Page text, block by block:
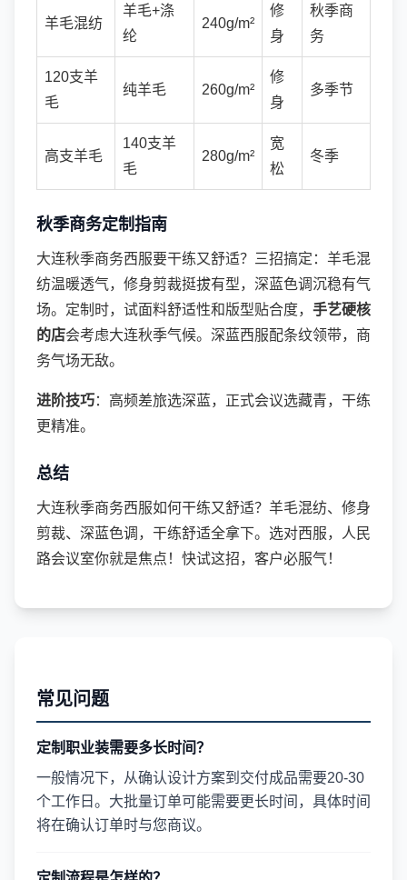
羊毛混纺
羊毛+涤
纶
240g/m²
修
身
秋季商
务
120支羊
毛
纯羊毛 260g/m²
修
身
多季节
高支羊毛
140支羊
毛
280g/m²
宽
松
冬季
秋季商务定制指南
大连秋季商务西服要干练又舒适？三招搞定：羊毛混
纺温暖透气，修身剪裁挺拔有型，深蓝色调沉稳有气
场。定制时，试面料舒适性和版型贴合度， 手艺硬核
的店会考虑大连秋季气候。深蓝西服配条纹领带，商
务气场无敌。
进阶技巧：高频差旅选深蓝，正式会议选藏青，干练
更精准。
总结
大连秋季商务西服如何干练又舒适？羊毛混纺、修身
剪裁、深蓝色调，干练舒适全拿下。选对西服，人民
路会议室你就是焦点！快试这招，客户必服气！
常见问题
定制职业装需要多长时间？
一般情况下，从确认设计方案到交付成品需要20-30
个工作日。大批量订单可能需要更长时间，具体时间
将在确认订单时与您商议。